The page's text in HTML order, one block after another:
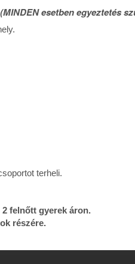
esetben egyeztetés
terheli.
felnőtt gyerek áron.
részére.